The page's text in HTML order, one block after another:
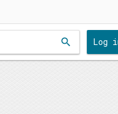
search Log